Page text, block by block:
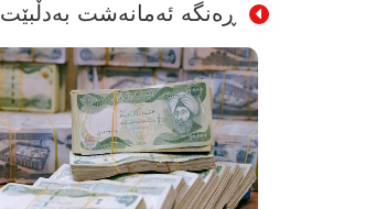
ڕەنگە ئەمانەشت بەدڵبێت